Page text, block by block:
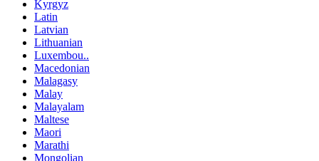
Kyrgyz
Latin
Latvian
Lithuanian
Luxembou..
Macedonian
Malagasy
Malay
Malayalam
Maltese
Maori
Marathi
Mongolian